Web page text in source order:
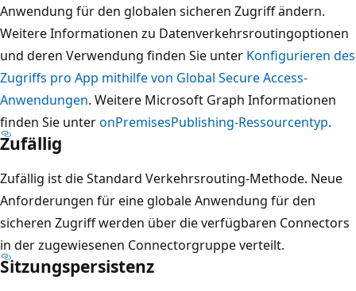
Anwendung für den globalen sicheren Zugriff ändern.
Weitere Informationen zu Datenverkehrsroutingoptionen
und deren Verwendung finden Sie unter Konfigurieren des
Zugriffs pro App mithilfe von Global Secure Access-
Anwendungen. Weitere Microsoft Graph Informationen
finden Sie unteronPremisesPublishing-Ressourcentyp.
Zufällig
Zufällig ist die Standard Verkehrsrouting-Methode. Neue
Anforderungen für eine globale Anwendung für den
sicheren Zugriff werden über die verfügbaren Connectors
in der zugewiesenen Connectorgruppe verteilt.
Sitzungspersistenz